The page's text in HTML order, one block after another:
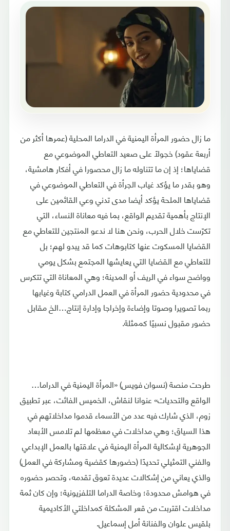
ما زال حضور المرأة اليمنية في الدراما المحلية (عمرها أكثر من
أربعة عقود) خجولًا على صعيد التعاطي الموضوعي مع
قضاياها؛ إذ إن ما تتناوله ما زال محصورا في أفكار هامشية،
وهو بقدر ما يؤكد غياب الجرأة في التعاطي الموضوعي في
قضاياها الملحة يؤكد أيضا مدى تدني وعي القائمين على
الإنتاج بأهمية تقديم الواقع، بما فيه معاناة النساء، التي
تكرّست خلال الحرب، ونحن هنا لا ندعو المنتجين للتعاطي مع
القضايا المسكوت عنها كتابوهات كما قد يبدو لهم؛ بل
للتعاطي مع القضايا التي يعايشها المجتمع بشكل يومي
وواضح سواء في الريف أو المدينة؛ وهي المعاناة التي تتكرس
في محدودية حضور المرأة في العمل الدرامي كتابة وغيابها
ربما تصويرا وصوتا وإضاءة وإخراجا وإدارة إنتاج…الخ مقابل
حضور مقبول نسبيًا كممثلة.
طرحت منصة (نسوان فويس) «المرأة اليمنية في الدراما…
الواقع والتحديات» عنوانا لنقاش، الخميس الفائت، عبر تطبيق
زوم، الذي شارك فيه عدد من الأسماء قدموا مداخلاتهم في
هذا السياق؛ وهي مداخلات في معظمها لم تلامس الأبعاد
الجوهرية لإشكالية المرأة اليمنية في علاقتها بالعمل الإبداعي
والفني التمثيلي تحديدًا (حضورها كقضية ومشاركة في العمل)
والذي يعاني من إشكالات عديدة تعوق تقدمه، وتحصر حضوره
في هوامش محدودة؛ وخاصة الدراما التلفزيونية؛ وإن كان ثمة
مداخلات اقتربت من قعر المشكلة كمداخلتي الأكاديمية
بلقيس علوان والفنانة أمل إسماعيل.